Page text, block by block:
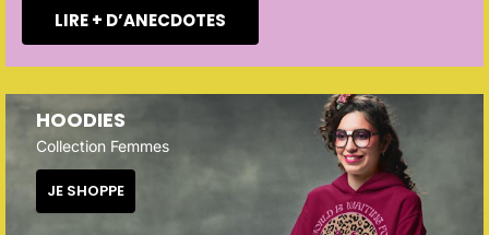
LIRE + D’ANECDOTES
HOODIES
Collection Femmes
JE SHOPPE